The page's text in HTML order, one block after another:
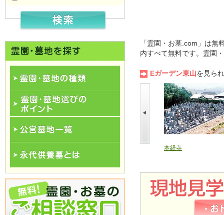
「霊園・お墓.com」は
内すべて無料です。霊園
Eガーデン東山を見ら
本経寺
霊園･墓地の種類
永代供養一覧